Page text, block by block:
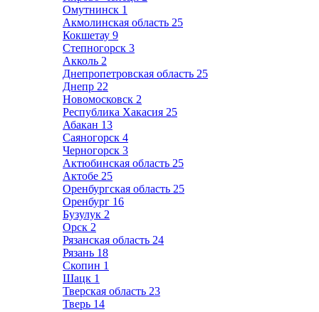
Омутнинск 1
Акмолинская область 25
Кокшетау 9
Степногорск 3
Акколь 2
Днепропетровская область 25
Днепр 22
Новомосковск 2
Республика Хакасия 25
Абакан 13
Саяногорск 4
Черногорск 3
Актюбинская область 25
Актобе 25
Оренбургская область 25
Оренбург 16
Бузулук 2
Орск 2
Рязанская область 24
Рязань 18
Скопин 1
Шацк 1
Тверская область 23
Тверь 14